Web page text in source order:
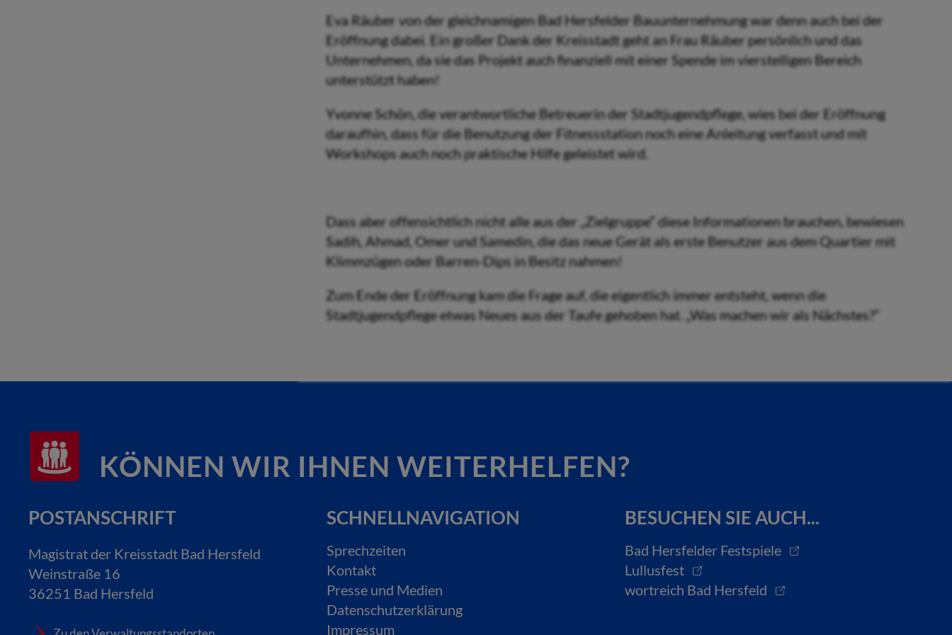
Eva Räuber von der gleichnamigen Bad Hersfelder Bauunternehmung war denn auch bei der
Eröffnung dabei. Ein großer Dank der Kreisstadt geht an Frau Räuber persönlich und das
Unternehmen, da sie das Projekt auch finanziell mit einer Spende im vierstelligen Bereich
unterstützt haben!
Yvonne Schön, die verantwortliche Betreuerin der Stadtjugendpflege, wies bei der Eröffnung
daraufhin, dass für die Benutzung der Fitnessstation noch eine Anleitung verfasst und mit
Workshops auch noch praktische Hilfe geleistet wird.
Dass aber offensichtlich nicht alle aus der „Zielgruppe“ diese Informationen brauchen, bewiesen
Sadih, Ahmad, Omer und Samedin, die das neue Gerät als erste Benutzer aus dem Quartier mit
Klimmzügen oder Barren-Dips in Besitz nahmen!
Zum Ende der Eröffnung kam die Frage auf, die eigentlich immer entsteht, wenn die
Stadtjugendpflege etwas Neues aus der Taufe gehoben hat. „Was machen wir als Nächstes?“
KÖNNEN WIR IHNEN WEITERHELFEN?
POSTANSCHRIFT
Magistrat der Kreisstadt Bad Hersfeld
Weinstraße 16
36251 Bad Hersfeld
SCHNELLNAVIGATION
Sprechzeiten
Kontakt
Presse und Medien
Datenschutzerklärung
Impressum
BESUCHEN SIE AUCH...
Bad Hersfelder Festspiele
Lullusfest
wortreich Bad Hersfeld